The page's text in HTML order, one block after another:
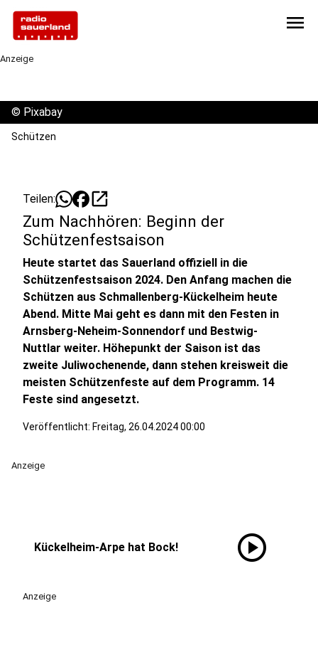
menu
Anzeige
© Pixabay
Schützen
Teilen: open_in_new
Zum Nachhören: Beginn der
Schützenfestsaison
Heute startet das Sauerland offiziell in die
Schützenfestsaison 2024. Den Anfang machen die
Schützen aus Schmallenberg-Kückelheim heute
Abend. Mitte Mai geht es dann mit den Festen in
Arnsberg-Neheim-Sonnendorf und Bestwig-
Nuttlar weiter. Höhepunkt der Saison ist das
zweite Juliwochenende, dann stehen kreisweit die
meisten Schützenfeste auf dem Programm. 14
Feste sind angesetzt.
Veröffentlicht: Freitag, 26.04.2024 00:00
Anzeige
Kückelheim-Arpe hat Bock! play_circle
Anzeige